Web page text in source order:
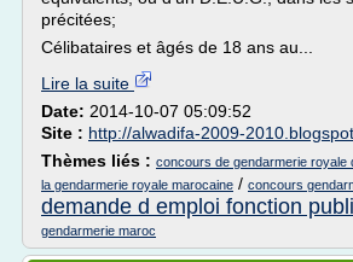
précitées;
Célibataires et âgés de 18 ans au...
Lire la suite
Date: 2014-10-07 05:09:52
Site : http://alwadifa-2009-
Thèmes liés : concours de gendarmerie royale
la gendarmerie royale marocaine / concours
demande d emploi fonction
gendarmerie maroc